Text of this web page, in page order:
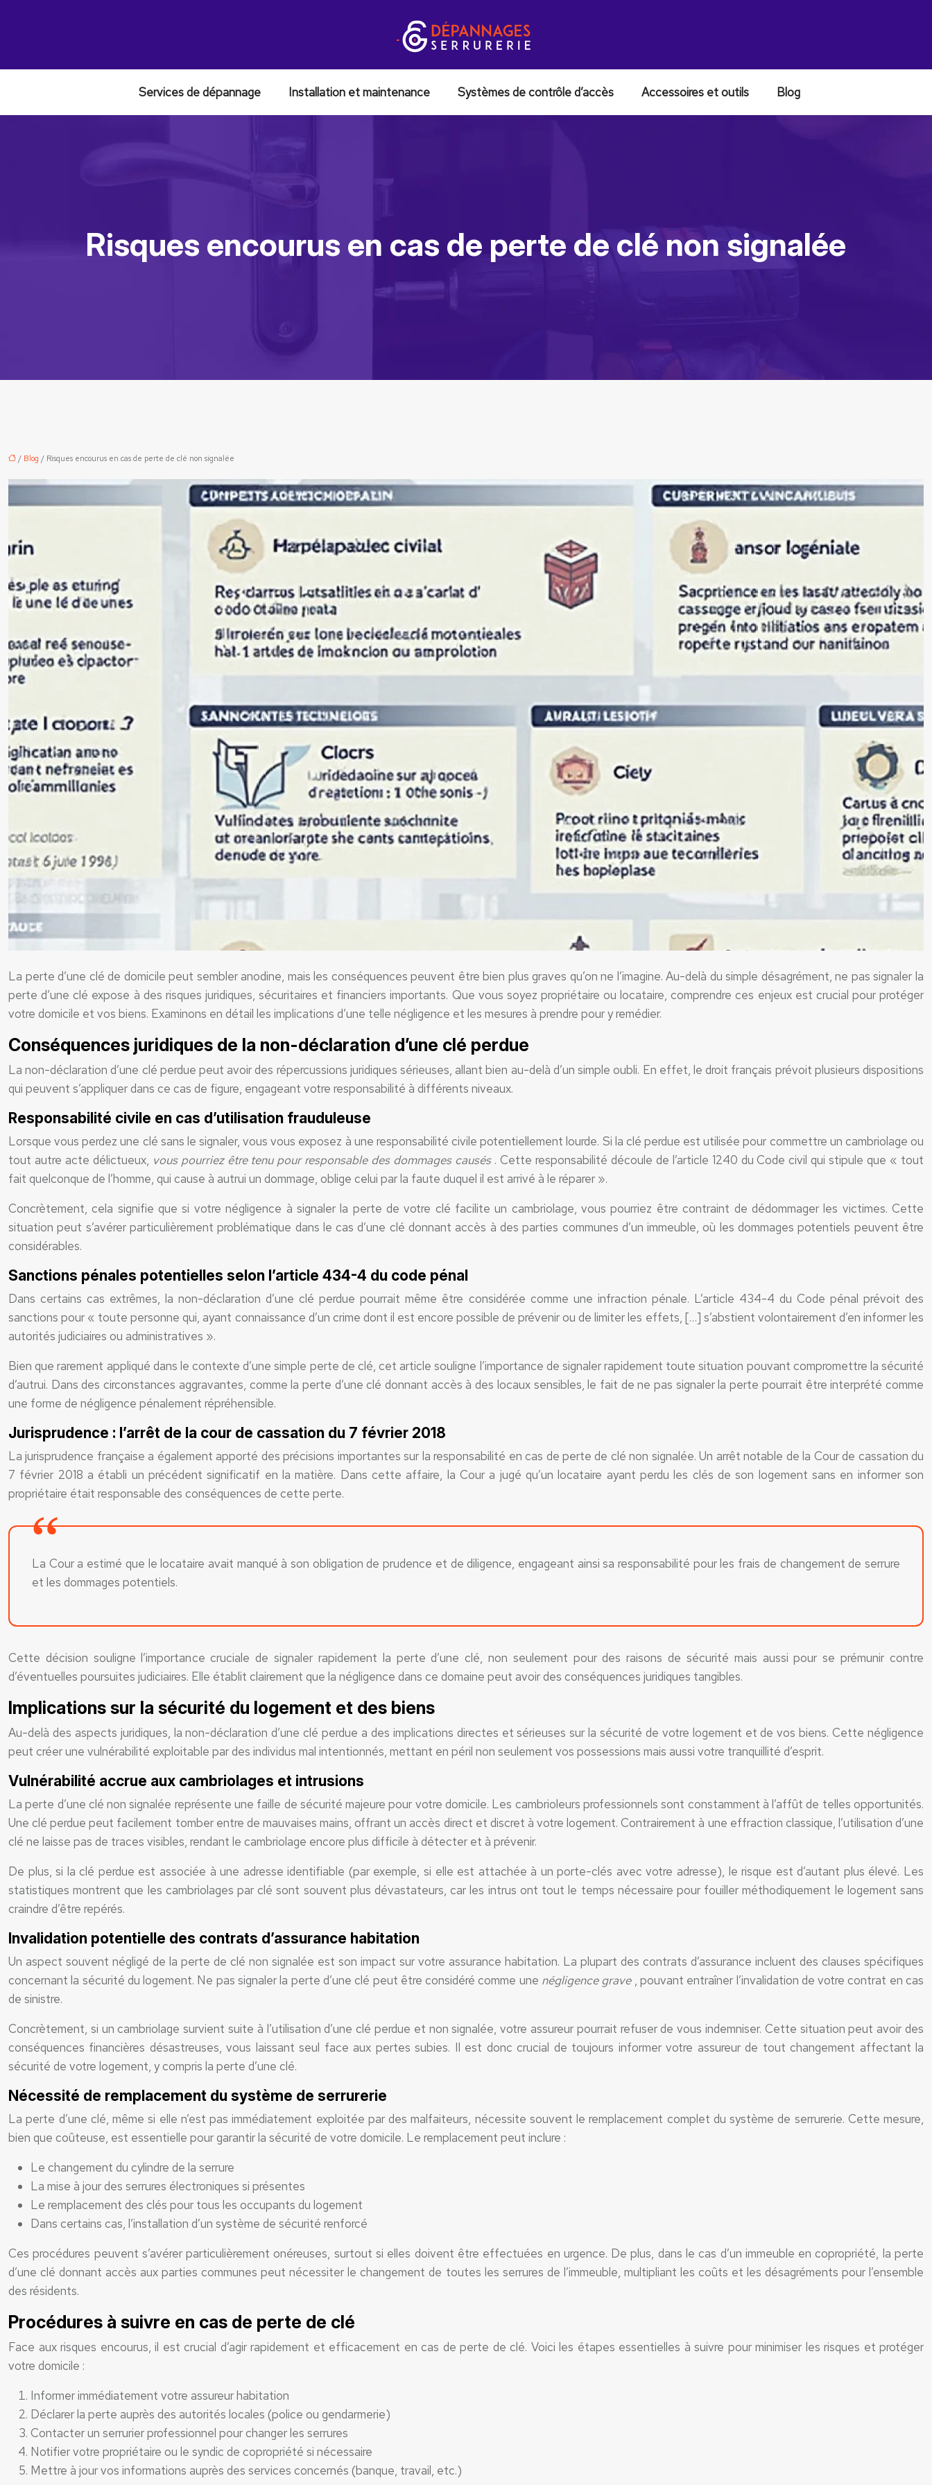
Services de dépannage Installation et maintenance Systèmes de contrôle d’accès Accessoires et outils Blog
Risques encourus en cas de perte de clé non signalée
/ Blog / Risques encourus en cas de perte de clé non signalée
La perte d’une clé de domicile peut sembler anodine, mais les conséquences peuvent être bien plus graves qu’on ne l’imagine. Au-delà du simple désagrément, ne pas signaler la
perte d’une clé expose à des risques juridiques, sécuritaires et financiers importants. Que vous soyez propriétaire ou locataire, comprendre ces enjeux est crucial pour protéger
votre domicile et vos biens. Examinons en détail les implications d’une telle négligence et les mesures à prendre pour y remédier.
Conséquences juridiques de la non-déclaration d’une clé perdue
La non-déclaration d’une clé perdue peut avoir des répercussions juridiques sérieuses, allant bien au-delà d’un simple oubli. En effet, le droit français prévoit plusieurs dispositions
qui peuvent s’appliquer dans ce cas de figure, engageant votre responsabilité à différents niveaux.
Responsabilité civile en cas d’utilisation frauduleuse
Lorsque vous perdez une clé sans le signaler, vous vous exposez à une responsabilité civile potentiellement lourde. Si la clé perdue est utilisée pour commettre un cambriolage ou
tout autre acte délictueux, vous pourriez être tenu pour responsable des dommages causés . Cette responsabilité découle de l’article 1240 du Code civil qui stipule que « tout
fait quelconque de l’homme, qui cause à autrui un dommage, oblige celui par la faute duquel il est arrivé à le réparer ».
Concrètement, cela signifie que si votre négligence à signaler la perte de votre clé facilite un cambriolage, vous pourriez être contraint de dédommager les victimes. Cette
situation peut s’avérer particulièrement problématique dans le cas d’une clé donnant accès à des parties communes d’un immeuble, où les dommages potentiels peuvent être
considérables.
Sanctions pénales potentielles selon l’article 434-4 du code pénal
Dans certains cas extrêmes, la non-déclaration d’une clé perdue pourrait même être considérée comme une infraction pénale. L’article 434-4 du Code pénal prévoit des
sanctions pour « toute personne qui, ayant connaissance d’un crime dont il est encore possible de prévenir ou de limiter les effets, […] s’abstient volontairement d’en informer les
autorités judiciaires ou administratives ».
Bien que rarement appliqué dans le contexte d’une simple perte de clé, cet article souligne l’importance de signaler rapidement toute situation pouvant compromettre la sécurité
d’autrui. Dans des circonstances aggravantes, comme la perte d’une clé donnant accès à des locaux sensibles, le fait de ne pas signaler la perte pourrait être interprété comme
une forme de négligence pénalement répréhensible.
Jurisprudence : l’arrêt de la cour de cassation du 7 février 2018
La jurisprudence française a également apporté des précisions importantes sur la responsabilité en cas de perte de clé non signalée. Un arrêt notable de la Cour de cassation du
7 février 2018 a établi un précédent significatif en la matière. Dans cette affaire, la Cour a jugé qu’un locataire ayant perdu les clés de son logement sans en informer son
propriétaire était responsable des conséquences de cette perte.
La Cour a estimé que le locataire avait manqué à son obligation de prudence et de diligence, engageant ainsi sa responsabilité pour les frais de changement de serrure
et les dommages potentiels.
Cette décision souligne l’importance cruciale de signaler rapidement la perte d’une clé, non seulement pour des raisons de sécurité mais aussi pour se prémunir contre
d’éventuelles poursuites judiciaires. Elle établit clairement que la négligence dans ce domaine peut avoir des conséquences juridiques tangibles.
Implications sur la sécurité du logement et des biens
Au-delà des aspects juridiques, la non-déclaration d’une clé perdue a des implications directes et sérieuses sur la sécurité de votre logement et de vos biens. Cette négligence
peut créer une vulnérabilité exploitable par des individus mal intentionnés, mettant en péril non seulement vos possessions mais aussi votre tranquillité d’esprit.
Vulnérabilité accrue aux cambriolages et intrusions
La perte d’une clé non signalée représente une faille de sécurité majeure pour votre domicile. Les cambrioleurs professionnels sont constamment à l’affût de telles opportunités.
Une clé perdue peut facilement tomber entre de mauvaises mains, offrant un accès direct et discret à votre logement. Contrairement à une effraction classique, l’utilisation d’une
clé ne laisse pas de traces visibles, rendant le cambriolage encore plus difficile à détecter et à prévenir.
De plus, si la clé perdue est associée à une adresse identifiable (par exemple, si elle est attachée à un porte-clés avec votre adresse), le risque est d’autant plus élevé. Les
statistiques montrent que les cambriolages par clé sont souvent plus dévastateurs, car les intrus ont tout le temps nécessaire pour fouiller méthodiquement le logement sans
craindre d’être repérés.
Invalidation potentielle des contrats d’assurance habitation
Un aspect souvent négligé de la perte de clé non signalée est son impact sur votre assurance habitation. La plupart des contrats d’assurance incluent des clauses spécifiques
concernant la sécurité du logement. Ne pas signaler la perte d’une clé peut être considéré comme une négligence grave , pouvant entraîner l’invalidation de votre contrat en cas
de sinistre.
Concrètement, si un cambriolage survient suite à l’utilisation d’une clé perdue et non signalée, votre assureur pourrait refuser de vous indemniser. Cette situation peut avoir des
conséquences financières désastreuses, vous laissant seul face aux pertes subies. Il est donc crucial de toujours informer votre assureur de tout changement affectant la
sécurité de votre logement, y compris la perte d’une clé.
Nécessité de remplacement du système de serrurerie
La perte d’une clé, même si elle n’est pas immédiatement exploitée par des malfaiteurs, nécessite souvent le remplacement complet du système de serrurerie. Cette mesure,
bien que coûteuse, est essentielle pour garantir la sécurité de votre domicile. Le remplacement peut inclure :
Le changement du cylindre de la serrure
La mise à jour des serrures électroniques si présentes
Le remplacement des clés pour tous les occupants du logement
Dans certains cas, l’installation d’un système de sécurité renforcé
Ces procédures peuvent s’avérer particulièrement onéreuses, surtout si elles doivent être effectuées en urgence. De plus, dans le cas d’un immeuble en copropriété, la perte
d’une clé donnant accès aux parties communes peut nécessiter le changement de toutes les serrures de l’immeuble, multipliant les coûts et les désagréments pour l’ensemble
des résidents.
Procédures à suivre en cas de perte de clé
Face aux risques encourus, il est crucial d’agir rapidement et efficacement en cas de perte de clé. Voici les étapes essentielles à suivre pour minimiser les risques et protéger
votre domicile :
Informer immédiatement votre assureur habitation
Déclarer la perte auprès des autorités locales (police ou gendarmerie)
Contacter un serrurier professionnel pour changer les serrures
Notifier votre propriétaire ou le syndic de copropriété si nécessaire
Mettre à jour vos informations auprès des services concernés (banque, travail, etc.)